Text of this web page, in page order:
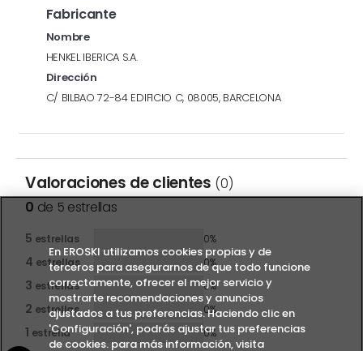
Fabricante
Nombre
HENKEL IBERICA S.A.
Dirección
C/ BILBAO 72-84 EDIFICIO C, 08005, BARCELONA
Valoraciones de clientes (0)
0 de 5 estrellas
5 estrellas 0%
4 estrellas 0%
3 estrellas 0%
2 estrellas 0%
1 estrella 0%
En EROSKI utilizamos cookies propias y de
terceros para asegurarnos de que todo funcione
correctamente, ofrecer el mejor servicio y
mostrarte recomendaciones y anuncios
ajustados a tus preferencias. Haciendo clic en
'Configuración', podrás ajustar tus preferencias
de cookies. para más información, visita